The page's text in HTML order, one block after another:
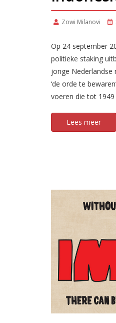
Zowi Milanovi
Op 24 september
politieke staking
jonge Nederlandse
‘de orde te
voeren die tot 1949
Lees meer